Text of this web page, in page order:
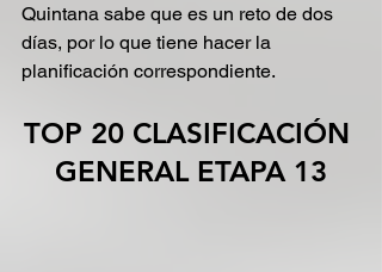
Quintana sabe que es un reto de dos
días, por lo que tiene hacer la
planificación correspondiente.
TOP 20 CLASIFICACIÓN
GENERAL ETAPA 13